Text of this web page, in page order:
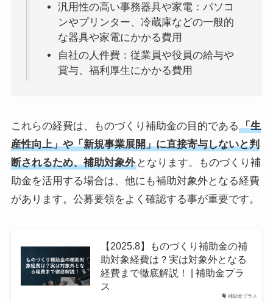
汎用性の高い事務器具や家電：パソコ
ンやプリンター、冷蔵庫などの一般的
な器具や家電にかかる費用
自社の人件費：従業員や役員の給与や
賞与、福利厚生にかかる費用
これらの経費は、ものづくり補助金の目的である 「生
産性向上」や「新規事業展開」に直接寄与しないと判
断されるため、補助対象外となります。ものづくり補
助金を活用する場合は、他にも補助対象外となる経費
があります。公募要領をよく確認する事が重要です。
補助金プラス
【2025.8】ものづくり補助金の補
助対象経費は？実は対象外となる
経費まで徹底解説！ | 補助金プラ
ス